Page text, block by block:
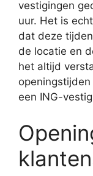
vestigingen
uur. Het is
dat deze
de locatie en
het altijd
een ING-